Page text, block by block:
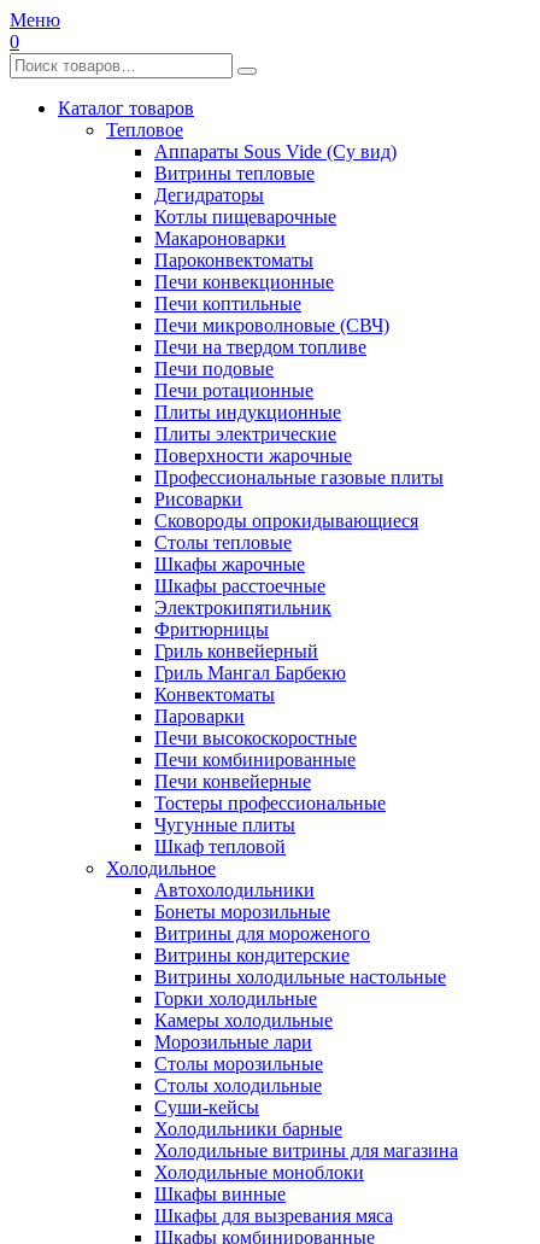
Меню
0
Каталог товаров
Тепловое
Аппараты Sous Vide (Су вид)
Витрины тепловые
Дегидраторы
Котлы пищеварочные
Макароноварки
Пароконвектоматы
Печи конвекционные
Печи коптильные
Печи микроволновые (СВЧ)
Печи на твердом топливе
Печи подовые
Печи ротационные
Плиты индукционные
Плиты электрические
Поверхности жарочные
Профессиональные газовые плиты
Рисоварки
Сковороды опрокидывающиеся
Столы тепловые
Шкафы жарочные
Шкафы расстоечные
Электрокипятильник
Фритюрницы
Гриль конвейерный
Гриль Мангал Барбекю
Конвектоматы
Пароварки
Печи высокоскоростные
Печи комбинированные
Печи конвейерные
Тостеры профессиональные
Чугунные плиты
Шкаф тепловой
Холодильное
Автохолодильники
Бонеты морозильные
Витрины для мороженого
Витрины кондитерские
Витрины холодильные настольные
Горки холодильные
Камеры холодильные
Морозильные лари
Столы морозильные
Столы холодильные
Суши-кейсы
Холодильники барные
Холодильные витрины для магазина
Холодильные моноблоки
Шкафы винные
Шкафы для вызревания мяса
Шкафы комбинированные